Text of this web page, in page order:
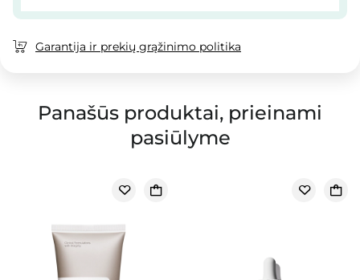
Garantija ir prekių grąžinimo politika
Panašūs produktai, prieinami
pasiūlyme